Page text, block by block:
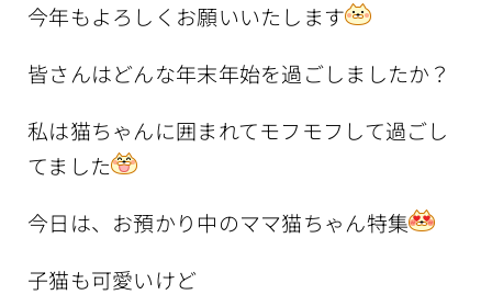
今年もよろしくお願いいたします
皆さんはどんな年末年始を過ごしましたか？
私は猫ちゃんに囲まれてモフモフして過ごし
てました
今日は、お預かり中のママ猫ちゃん特集
子猫も可愛いけど